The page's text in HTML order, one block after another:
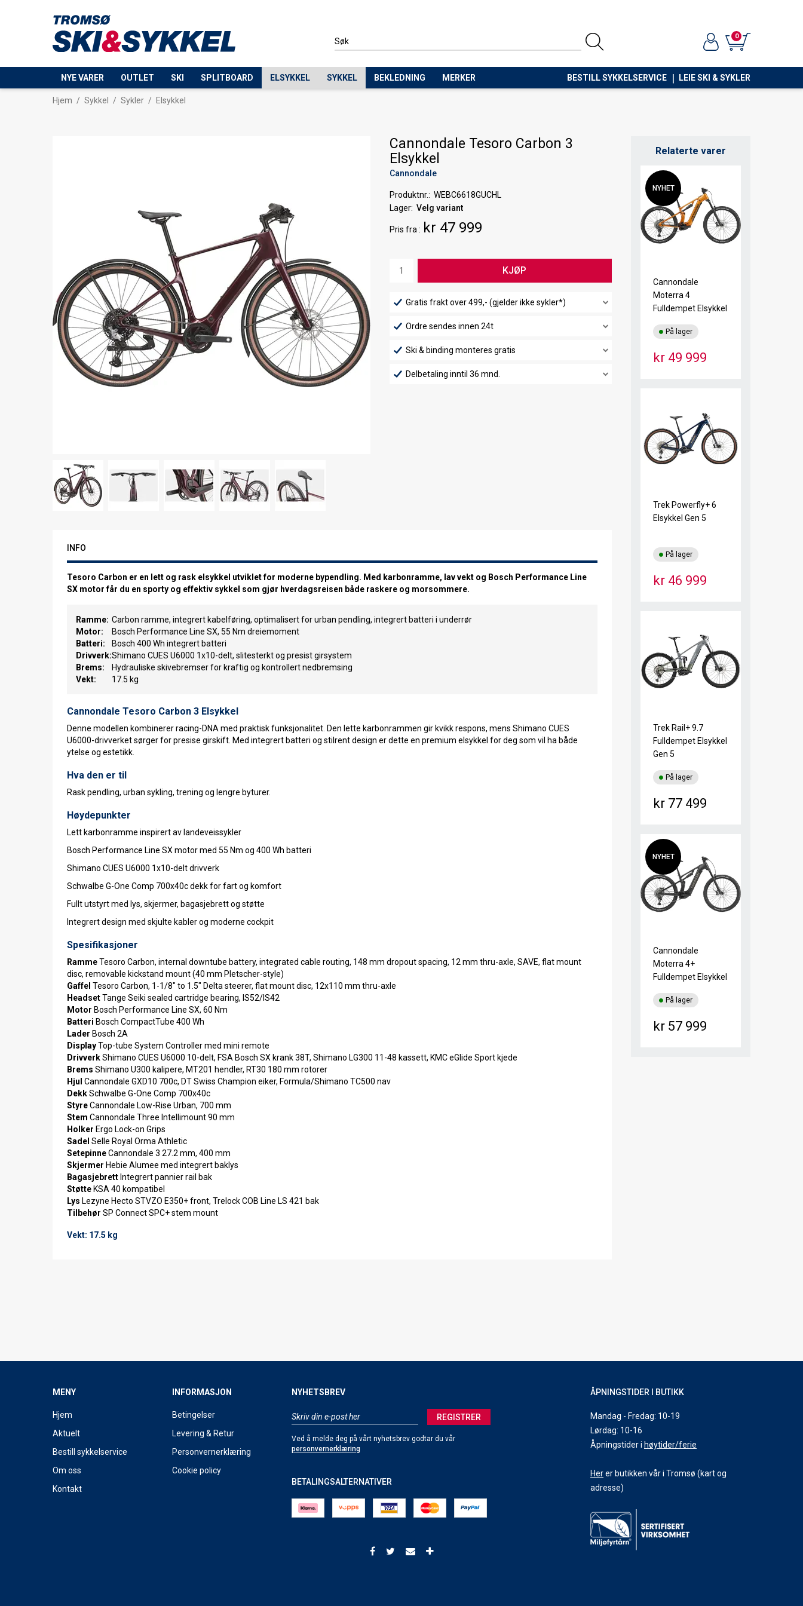
0
NYE VARER OUTLET SKI SPLITBOARD ELSYKKEL SYKKEL BEKLEDNING MERKER BESTILL SYKKELSERVICE LEIE SKI & SYKLER
Hjem / Sykkel / Sykler / Elsykkel
Cannondale Tesoro Carbon 3
Elsykkel
Cannondale
Produktnr.
WEBC6618GUCHL
Lager Velg variant
Pris fra kr 47 999
KJØP
Gratis frakt over 499,- (gjelder ikke sykler*)
Ordre sendes innen 24t
Ski & binding monteres gratis
Delbetaling inntil 36 mnd.
INFO
Tesoro Carbon er en lett og rask elsykkel utviklet for moderne bypendling. Med karbonramme, lav vekt og Bosch Performance Line
SX motor får du en sporty og effektiv sykkel som gjør hverdagsreisen både raskere og morsommere.
Ramme: Carbon ramme, integrert kabelføring, optimalisert for urban pendling, integrert batteri i underrør
Motor:
Bosch Performance Line SX, 55 Nm dreiemoment
Batteri:
Bosch 400 Wh integrert batteri
Drivverk:Shimano CUES U6000 1x10-delt, slitesterkt og presist girsystem
Brems:
Hydrauliske skivebremser for kraftig og kontrollert nedbremsing
Vekt:
17.5 kg
Cannondale Tesoro Carbon 3 Elsykkel
Denne modellen kombinerer racing-DNA med praktisk funksjonalitet. Den lette karbonrammen gir kvikk respons, mens Shimano CUES
U6000-drivverket sørger for presise girskift. Med integrert batteri og stilrent design er dette en premium elsykkel for deg som vil ha både
ytelse og estetikk.
Hva den er til
Rask pendling, urban sykling, trening og lengre byturer.
Høydepunkter
Lett karbonramme inspirert av landeveissykler
Bosch Performance Line SX motor med 55 Nm og 400 Wh batteri
Shimano CUES U6000 1x10-delt drivverk
Schwalbe G-One Comp 700x40c dekk for fart og komfort
Fullt utstyrt med lys, skjermer, bagasjebrett og støtte
Integrert design med skjulte kabler og moderne cockpit
Spesifikasjoner
RammeTesoro Carbon, internal downtube battery, integrated cable routing, 148 mm dropout spacing, 12 mm thru-axle, SAVE, flat mount
disc, removable kickstand mount (40 mm Pletscher-style)
Gaffel Tesoro Carbon, 1-1/8" to 1.5" Delta steerer, flat mount disc, 12x110 mm thru-axle
HeadsetTange Seiki sealed cartridge bearing, IS52/IS42
Motor Bosch Performance Line SX, 60 Nm
Batteri Bosch CompactTube 400 Wh
Lader Bosch 2A
DisplayTop-tube System Controller med mini remote
DrivverkShimano CUES U6000 10-delt, FSA Bosch SX krank 38T, Shimano LG300 11-48 kassett, KMC eGlide Sport kjede
Brems Shimano U300 kalipere, MT201 hendler, RT30 180 mm rotorer
Hjul Cannondale GXD10 700c, DT Swiss Champion eiker, Formula/Shimano TC500 nav
DekkSchwalbe G-One Comp 700x40c
StyreCannondale Low-Rise Urban, 700 mm
Stem Cannondale Three Intellimount 90 mm
Holker Ergo Lock-on Grips
Sadel Selle Royal Orma Athletic
SetepinneCannondale 3 27.2 mm, 400 mm
Skjermer Hebie Alumee med integrert baklys
Bagasjebrett Integrert pannier rail bak
Støtte KSA 40 kompatibel
Lys Lezyne Hecto STVZO E350+ front, Trelock COB Line LS 421 bak
Tilbehør SP Connect SPC+ stem mount
Vekt: 17.5 kg
Relaterte varer
NYHET
Cannondale
Moterra 4
Fulldempet Elsykkel
kr 49 999
På lager
Trek Powerfly+ 6
Elsykkel Gen 5
kr 46 999
På lager
Trek Rail+ 9.7
Fulldempet Elsykkel
Gen 5
kr 77 499
På lager
NYHET
Cannondale
Moterra 4+
Fulldempet Elsykkel
kr 57 999
På lager
MENY
Hjem
Aktuelt
Bestill sykkelservice
Om oss
Kontakt
INFORMASJON
Betingelser
Levering & Retur
Personvernerklæring
Cookie policy
NYHETSBREV
REGISTRER
Ved å melde deg på vårt nyhetsbrev godtar du vår
personvernerklæring
BETALINGSALTERNATIVER
ÅPNINGSTIDER I BUTIKK
Mandag - Fredag: 10-19
Lørdag: 10-16
Åpningstider i høytider/ferie
Herer butikken vår i Tromsø (kart og
adresse)